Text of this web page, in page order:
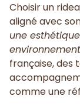
Choisir un
aligné avec
une
française, des
comme une